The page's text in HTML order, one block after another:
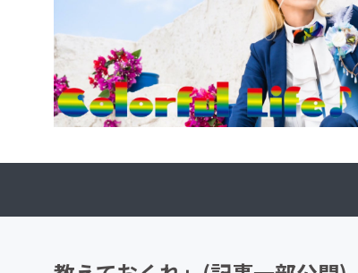
アート・写真
テクノロジー・ガジェット
チャレンジ